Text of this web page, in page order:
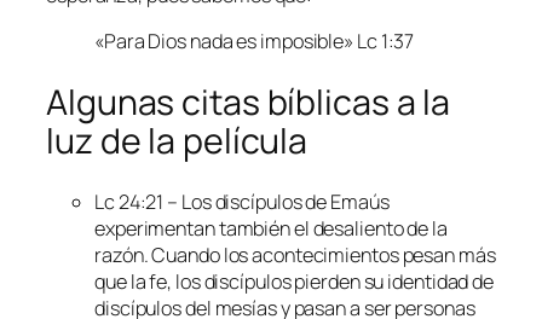
«Para Dios nada es imposible» Lc 1:37
Algunas citas bíblicas a la
luz de la película
Lc 24:21 – Los discípulos de Emaús
experimentan también el desaliento de la
razón. Cuando los acontecimientos pesan más
que la fe, los discípulos pierden su identidad de
discípulos del mesías y pasan a ser personas